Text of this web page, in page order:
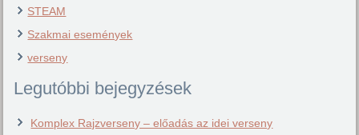
STEAM
Szakmai események
verseny
Legutóbbi bejegyzések
Komplex Rajzverseny – előadás az idei verseny